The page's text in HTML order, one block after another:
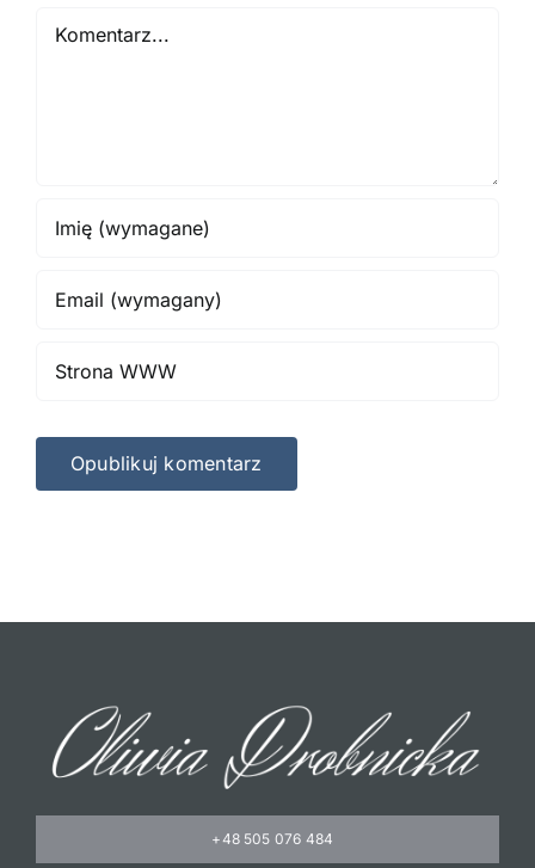
Comment
+48 505 076 484